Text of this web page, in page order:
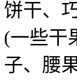
饼干、
(一些干
子、腰